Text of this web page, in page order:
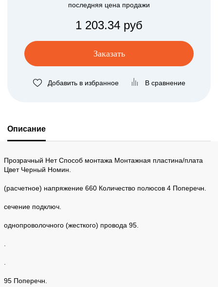
последняя цена продажи
1 203.34 руб
Заказать
Добавить в избранное В сравнение
Описание
Прозрачный Нет Способ монтажа Монтажная пластина/плата
Цвет Черный Номин.
(расчетное) напряжение 660 Количество полюсов 4 Поперечн.
сечение подключ.
однопроволочного (жесткого) провода 95.
95 Поперечн.